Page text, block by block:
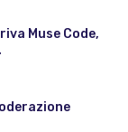
Muse Code,